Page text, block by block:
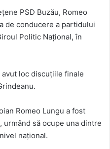
PSD Buzău, Romeo
de conducere a partidului
Politic Național, în
avut loc discuțiile finale
Romeo Lungu a fost
urmând să ocupe una dintre
național.